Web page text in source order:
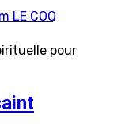
LE COQ
pour